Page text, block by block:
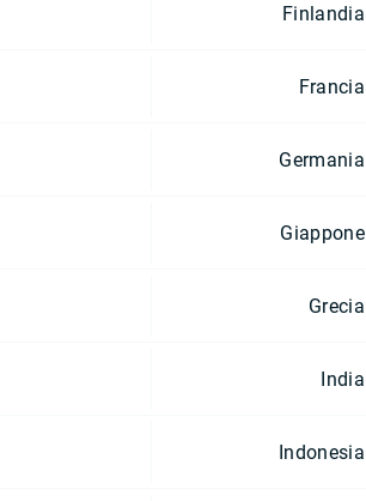
Finlandia
Francia
Germania
Giappone
Grecia
India
Indonesia